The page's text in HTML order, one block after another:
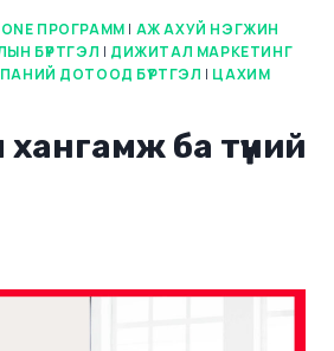
ПРОГРАММ | АЖ АХУЙ НЭГЖИН
БҮРТГЭЛ | ДИЖИТАЛ МАРКЕТИНГ
ДОТООД БҮРТГЭЛ | ЦАХИМ
ба түүний